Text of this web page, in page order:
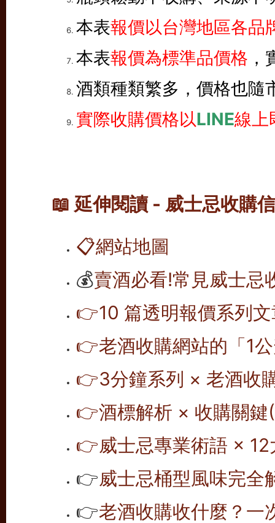
本表報價以台灣地區各品
本表報價為標準品價格
酒類種類繁多，價格也隨
實際收購價格以LINE線上
📖 延伸閱讀 - 威士忌收購
📋網站地圖
💰賣酒必看!常見威士忌
👉10 篇透明報價系列
👉老酒收購網站的「1
👉3分鐘系列 × 老酒收
👉酒標解析 × 收購關鍵
👉威士忌專業術語 ×
👉威士忌桶型風味完全
👉老酒收購收什麼？一